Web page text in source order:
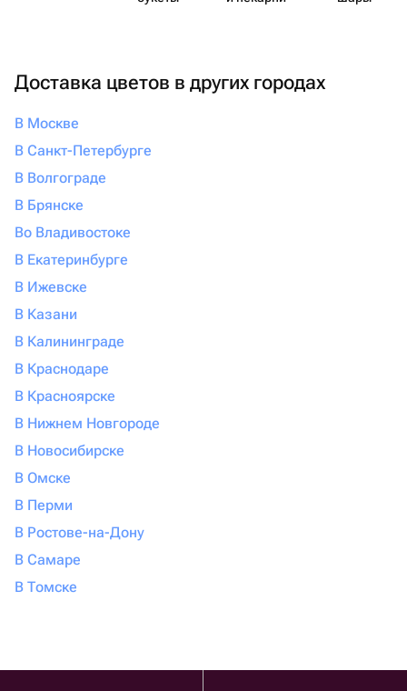
Доставка цветов в других городах
В Москве
В Санкт-Петербурге
В Волгограде
В Брянске
Во Владивостоке
В Екатеринбурге
В Ижевске
В Казани
В Калининграде
В Краснодаре
В Красноярске
В Нижнем Новгороде
В Новосибирске
В Омске
В Перми
В Ростове-на-Дону
В Самаре
В Томске